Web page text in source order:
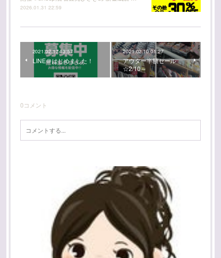
2026.01.31 22:59
2021.02.17 13:57
LINE＠はじめました！
2021.02.10 01:27
アウター半額セール
☆2/10～
0コメント